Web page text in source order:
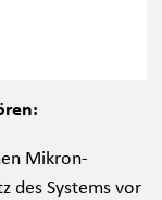
Mikron-
des Systems vor